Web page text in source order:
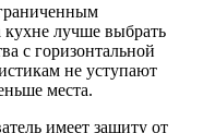
кухне лучше выбрать
с горизонтальной
не уступают
места.
имеет защиту от